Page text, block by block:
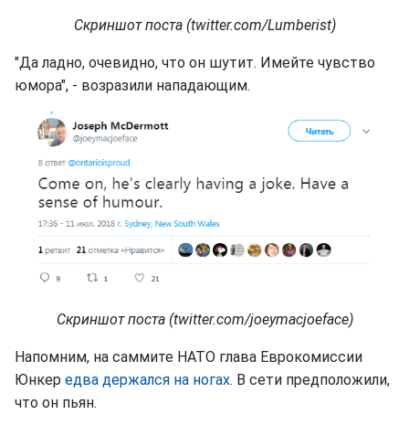
Скриншот поста (twitter.com/Lumberist)
"Да ладно, очевидно, что он шутит. Имейте чувство
юмора", - возразили нападающим.
Скриншот поста (twitter.com/joeymacjoeface)
Напомним, на саммите НАТО глава Еврокомиссии
Юнкер едва держался на ногах. В сети предположили,
что он пьян.